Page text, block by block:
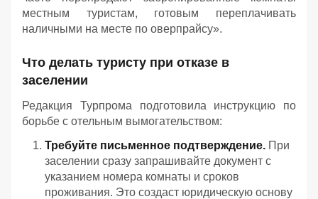
местным туристам, готовым переплачивать
наличными на месте по оверпрайсу».
Что делать туристу при отказе в
заселении
Редакция Турпрома подготовила инструкцию по
борьбе с отельным вымогательством:
Требуйте письменное подтверждение. При
заселении сразу запрашивайте документ с
указанием номера комнаты и сроков
проживания. Это создаст юридическую основу